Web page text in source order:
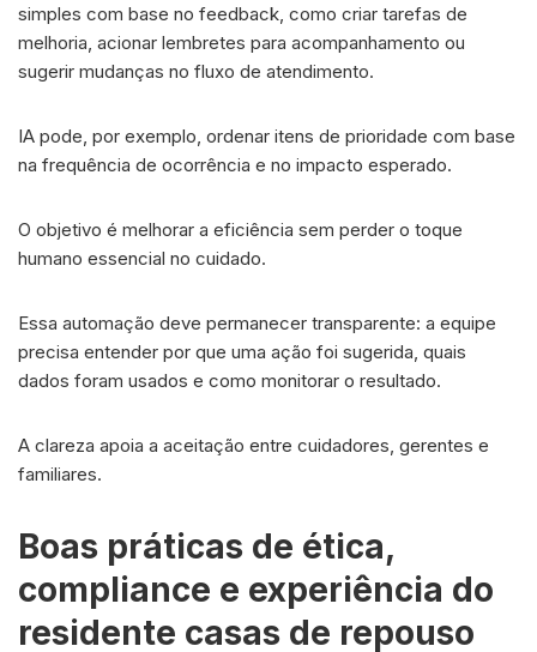
simples com base no feedback, como criar tarefas de
melhoria, acionar lembretes para acompanhamento ou
sugerir mudanças no fluxo de atendimento.
IA pode, por exemplo, ordenar itens de prioridade com base
na frequência de ocorrência e no impacto esperado.
O objetivo é melhorar a eficiência sem perder o toque
humano essencial no cuidado.
Essa automação deve permanecer transparente: a equipe
precisa entender por que uma ação foi sugerida, quais
dados foram usados e como monitorar o resultado.
A clareza apoia a aceitação entre cuidadores, gerentes e
familiares.
Boas práticas de ética,
compliance e experiência do
residente casas de repouso